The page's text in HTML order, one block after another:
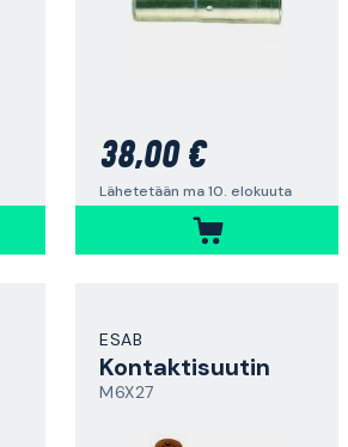
38,00 €
Lähetetään ma 10. elokuuta
ESAB
Kontaktisuutin
M6X27